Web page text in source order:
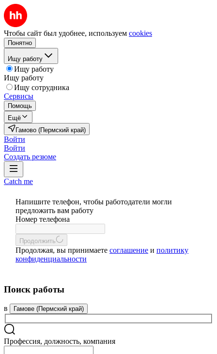
Чтобы сайт был удобнее, используем cookies
Понятно
Ищу работу
Ищу работу
Ищу работу
Ищу сотрудника
Сервисы
Помощь
Ещё
Гамово (Пермский край)
Войти
Войти
Создать резюме
Catch me
Напишите телефон, чтобы работодатели могли
предложить вам работу
Номер телефона
Продолжить
Продолжая, вы принимаете соглашение и политику
конфиденциальности
Поиск работы
в Гамове (Пермский край)
Профессия, должность, компания